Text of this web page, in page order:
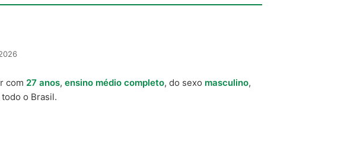
com 27 anos, ensino médio completo, do sexo masculino,
o Brasil.